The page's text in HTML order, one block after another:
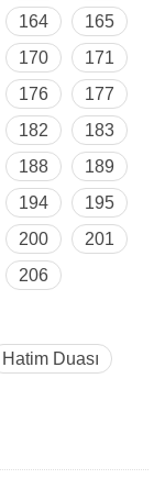
164
165
170
171
176
177
182
183
188
189
194
195
200
201
206
Hatim Duası